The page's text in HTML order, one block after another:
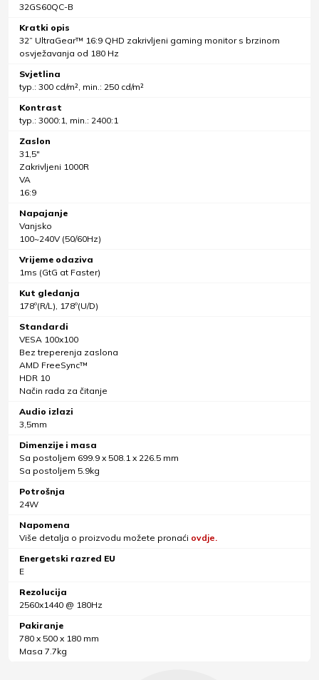
32GS60QC-B
Kratki opis
32” UltraGear™ 16:9 QHD zakrivljeni gaming monitor s brzinom
osvježavanja od 180 Hz
Svjetlina
typ.: 300 cd/m², min.: 250 cd/m²
Kontrast
typ.: 3000:1, min.: 2400:1
Zaslon
31,5"
Zakrivljeni 1000R
VA
16:9
Napajanje
Vanjsko
100~240V (50/60Hz)
Vrijeme odaziva
1ms (GtG at Faster)
Kut gledanja
178º(R/L), 178º(U/D)
Standardi
VESA 100x100
Bez treperenja zaslona
AMD FreeSync™
HDR 10
Način rada za čitanje
Audio izlazi
3,5mm
Dimenzije i masa
Sa postoljem 699.9 x 508.1 x 226.5 mm
Sa postoljem 5.9kg
Potrošnja
24W
Napomena
Više detalja o proizvodu možete pronaći ovdje.
Energetski razred EU
E
Rezolucija
2560x1440 @ 180Hz
Pakiranje
780 x 500 x 180 mm
Masa 7.7kg